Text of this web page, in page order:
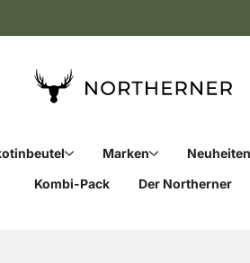
Marken Neuheiten
Kombi-Pack
Der Northerner